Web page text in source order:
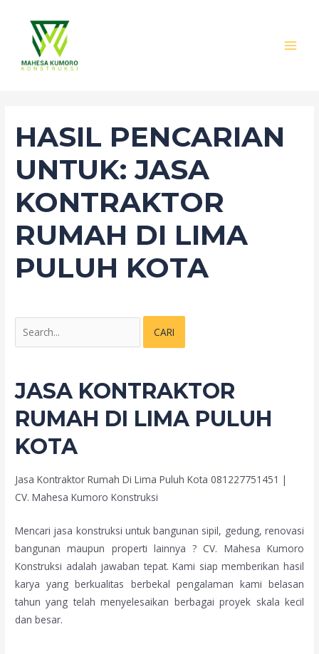
HASIL PENCARIAN
UNTUK:JASA
KONTRAKTOR
RUMAH DI LIMA
PULUH KOTA
untuk:
JASA KONTRAKTOR
RUMAH DI LIMA PULUH
KOTA
Jasa Kontraktor Rumah Di Lima Puluh Kota 081227751451 |
CV. Mahesa Kumoro Konstruksi
Mencari jasa konstruksi untuk bangunan sipil, gedung, renovasi
bangunan maupun properti lainnya ? CV. Mahesa Kumoro
Konstruksi adalah jawaban tepat. Kami siap memberikan hasil
karya yang berkualitas berbekal pengalaman kami belasan
tahun yang telah menyelesaikan berbagai proyek skala kecil
dan besar.